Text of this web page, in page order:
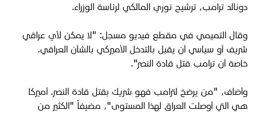
دونالد ترامب، ترشيح نوري المالكي لرئاسة الوزراء.
وقال التميمي في مقطع فيديو مسجل: "لا يمكن لأي عراقي
شريف أو سياسي أن يقبل بالتدخل الأميركي بالشأن العراقي.
خاصة أن ترامب قتل قادة النصر".
وأضاف، "من يرضخ لترامب فهو شريك بقتل قادة النصر. أميركا
هي التي أوصلت العراق لهذا المستوى"، مضيفاً "الكثير من